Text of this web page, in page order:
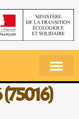
(75016)